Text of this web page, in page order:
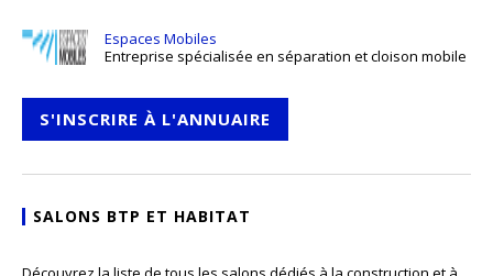
Espaces Mobiles
Entreprise spécialisée en séparation et cloison mobile
S'INSCRIRE À L'ANNUAIRE
SALONS BTP ET HABITAT